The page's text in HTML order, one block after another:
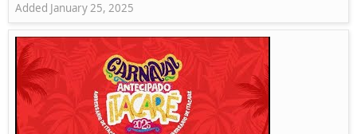
Added January 25, 2025